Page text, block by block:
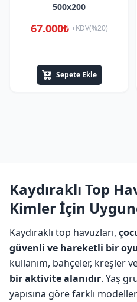
500x200
67.000₺ +KDV(%20)
Sepete Ekle
Kaydıraklı Top
Kimler İçin
Kaydıraklı top havuzları,
güvenli ve hareketli bir
kullanım, bahçeler, kreşler
bir aktivite alanıdır. Yaş
yapısına göre farklı